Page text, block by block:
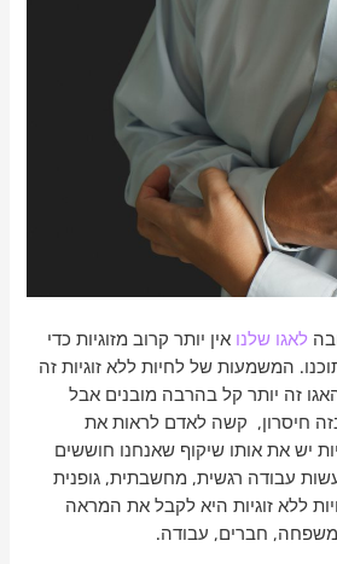
לאגו שלנו אין יותר קרוב מזוגיות כדי
המשמעות של לחיות ללא זוגיות זה
זה יותר קל בהרבה מובנים אבל
חיסרון, קשה לאדם לראות את
יש את אותו שיקוף שאנחנו חוששים
עבודה רגשית, מחשבתית, גופנית
ללא זוגיות היא לקבל את המראה
חברים, עבודה.